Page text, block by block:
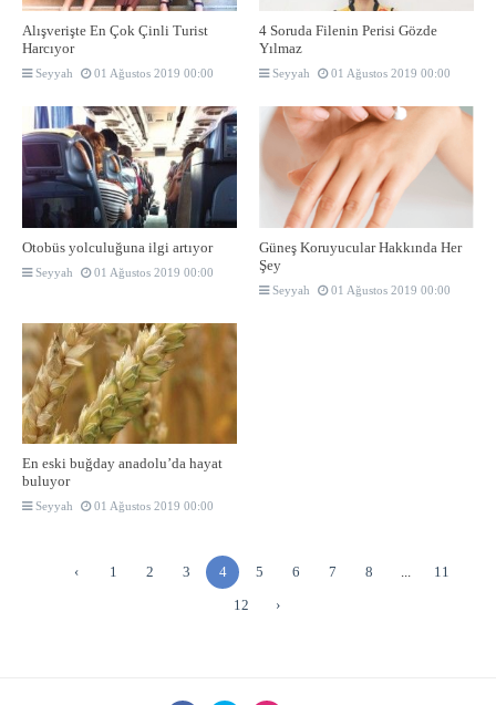
Alışverişte En Çok Çinli Turist
Harcıyor
Seyyah 01 Ağustos 2019 00:00
4 Soruda Filenin Perisi Gözde
Yılmaz
Seyyah 01 Ağustos 2019 00:00
Otobüs yolculuğuna ilgi artıyor
Seyyah 01 Ağustos 2019 00:00
Güneş Koruyucular Hakkında Her
Şey
Seyyah 01 Ağustos 2019 00:00
En eski buğday anadolu’da hayat
buluyor
Seyyah 01 Ağustos 2019 00:00
‹ 1 2 3 4 5 6 7 8
11
12
›